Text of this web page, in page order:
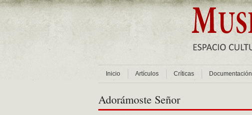
Inicio Artículos Críticas Documentación
Adorámoste Señor